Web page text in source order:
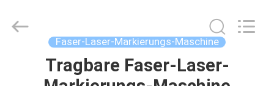
Faser-Laser-Markierungs-Maschine
Tragbare Faser-Laser-